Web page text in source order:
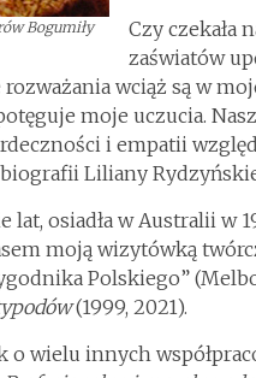
Bogumiły
Czy czekała
zaświatów
wciąż są w
moje uczucia.
i empatii
Liliany
osiadła w Australii w
moją wizytówką
Polskiego”
(1999, 2021).
wielu innych